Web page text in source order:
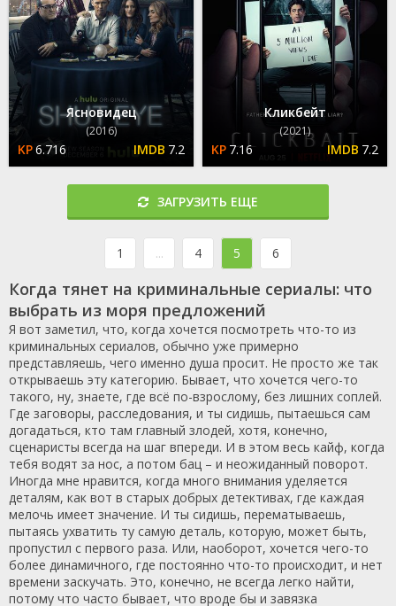
Ясновидец
(2016)
6.716 7.2
Кликбейт
(2021)
7.16 7.2
ЗАГРУЗИТЬ ЕЩЕ
1 ... 4 5 6
Когда тянет на криминальные сериалы: что
выбрать из моря предложений
Я вот заметил, что, когда хочется посмотреть что-то из
криминальных сериалов, обычно уже примерно
представляешь, чего именно душа просит. Не просто же так
открываешь эту категорию. Бывает, что хочется чего-то
такого, ну, знаете, где всё по-взрослому, без лишних соплей.
Где заговоры, расследования, и ты сидишь, пытаешься сам
догадаться, кто там главный злодей, хотя, конечно,
сценаристы всегда на шаг впереди. И в этом весь кайф, когда
тебя водят за нос, а потом бац – и неожиданный поворот.
Иногда мне нравится, когда много внимания уделяется
деталям, как вот в старых добрых детективах, где каждая
мелочь имеет значение. И ты сидишь, перематываешь,
пытаясь ухватить ту самую деталь, которую, может быть,
пропустил с первого раза. Или, наоборот, хочется чего-то
более динамичного, где постоянно что-то происходит, и нет
времени заскучать. Это, конечно, не всегда легко найти,
потому что часто бывает, что вроде бы и завязка